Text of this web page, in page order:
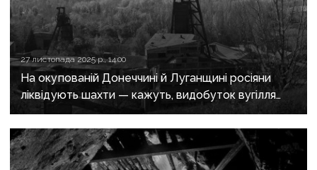
27 листопада 2025 р., 14:00
На окупованій Донеччині й Луганщині росіяни
ліквідують шахти — кажуть, видобуток вугілля
«економічно невигідний»